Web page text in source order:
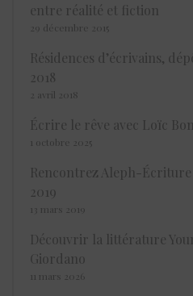
entre réalité et fiction
29 décembre 2015
Résidences d’écrivains,
2018
2 avril 2018
Écrire le rêve avec Loïc
1 octobre 2025
Rencontrez Aleph-
2019
13 mars 2019
Découvrir la littérature
Giordano
11 mars 2026